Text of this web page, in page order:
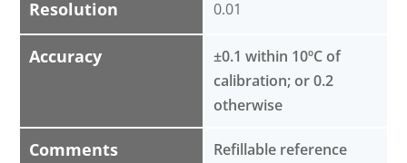
Resolution
Accuracy
Comments
0.01
±0.1 within 10ºC of
calibration; or 0.2
otherwise
Refillable reference